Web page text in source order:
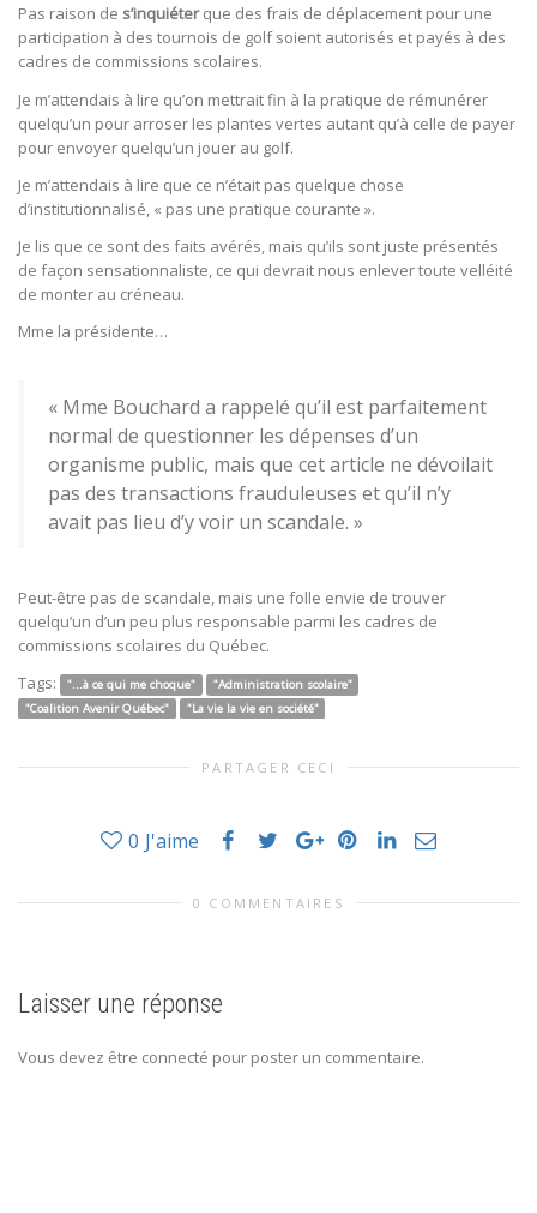
Pas raison de s’inquiéterque des frais de déplacement pour une
participation à des tournois de golf soient autorisés et payés à des
cadres de commissions scolaires.
Je m’attendais à lire qu’on mettrait fin à la pratique de rémunérer
quelqu’un pour arroser les plantes vertes autant qu’à celle de payer
pour envoyer quelqu’un jouer au golf.
Je m’attendais à lire que ce n’était pas quelque chose
d’institutionnalisé, « pas une pratique courante ».
Je lis que ce sont des faits avérés, mais qu’ils sont juste présentés
de façon sensationnaliste, ce qui devrait nous enlever toute velléité
de monter au créneau.
Mme la présidente…
« Mme Bouchard a rappelé qu’il est parfaitement
normal de questionner les dépenses d’un
organisme public, mais que cet article ne dévoilait
pas des transactions frauduleuses et qu’il n’y
avait pas lieu d’y voir un scandale. »
Peut-être pas de scandale, mais une folle envie de trouver
quelqu’un d’un peu plus responsable parmi les cadres de
commissions scolaires du Québec.
Tags:
"...à ce qui me choque"
"Administration scolaire"
"Coalition Avenir Québec"
"La vie la vie en société"
PARTAGER CECI
0 J'aime
0 COMMENTAIRES
Laisser une réponse
Vous devez être connecté pour poster un commentaire.